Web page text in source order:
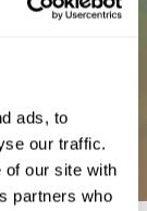
ads, to
our traffic.
of our site with
partners who